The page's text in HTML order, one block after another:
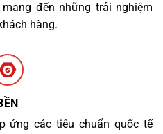
đến những trải nghiệm
hàng.
ứng các tiêu chuẩn quốc tế